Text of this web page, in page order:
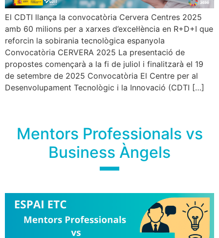
El CDTI llança la convocatòria Cervera Centres 2025
amb 60 milions per a xarxes d’excel·lència en R+D+I que
reforcin la sobirania tecnològica espanyola
Convocatòria CERVERA 2025 La presentació de
propostes començarà a la fi de juliol i finalitzarà el 19
de setembre de 2025 Convocatòria El Centre per al
Desenvolupament Tecnològic i la Innovació (CDTI […]
Mentors Professionals vs
Business Àngels